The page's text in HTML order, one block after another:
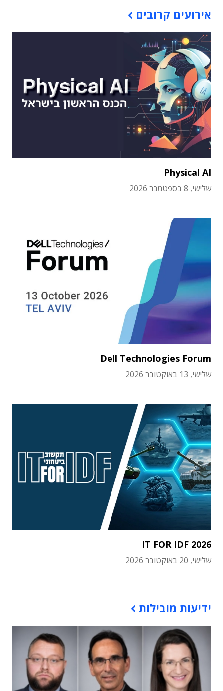
אירועים קרובים
Physical AI
שלישי, 8 בספטמבר 2026
Dell Technologies Forum
שלישי, 13 באוקטובר 2026
IT FOR IDF 2026
שלישי, 20 באוקטובר 2026
ידיעות מובילות